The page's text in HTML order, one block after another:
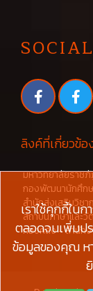
SOCIAL
ลิงค์ที่เกี่ยวข้อ
มหาวิทยาลัยราชภั
กองพัฒนานักศึก
สำนักส่งเสริมวิชา
สถาบันภาษาและ
กองคลัง - สำนัก
เราใช้คุกกี้ใน
ตลอดจนเพิ่มป
ข้อมูลของคุณ ห